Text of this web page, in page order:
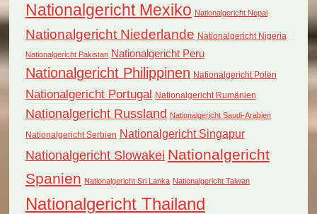
Nationalgericht Mexiko Nationalgericht Nepal
Nationalgericht Niederlande Nationalgericht Nigeria
Nationalgericht Pakistan Nationalgericht Peru
Nationalgericht Philippinen Nationalgericht Polen
Nationalgericht Portugal Nationalgericht Rumänien
Nationalgericht Russland Nationalgericht Saudi-Arabien
Nationalgericht Serbien Nationalgericht Singapur
Nationalgericht Slowakei Nationalgericht
Spanien Nationalgericht Sri Lanka Nationalgericht Taiwan
Nationalgericht Thailand